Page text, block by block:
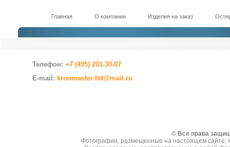
Главная О компании Изделия на заказ
Телефон: +7 (495) 201-30-07
E-mail: kronmaster-ltd@mail.ru
© Все права
Фотографии, размещенные на настоящем сайте,